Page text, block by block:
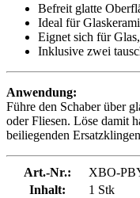
Befreit glatte
Ideal für
Eignet sich für
Inklusive zwei
Anwendung:
Führe den Schaber über
oder Fliesen. Löse damit
beiliegenden
Art.-Nr.:
XBO-
Inhalt:
1 Stk